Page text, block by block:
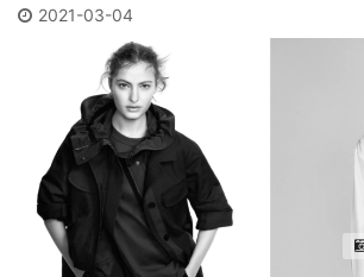
2021-03-04